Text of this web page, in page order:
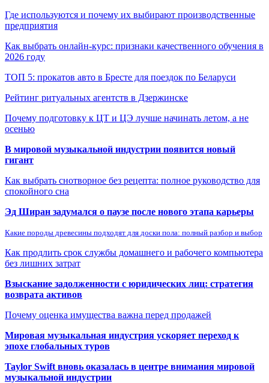
Где используются и почему их выбирают производственные
предприятия
Как выбрать онлайн-курс: признаки качественного обучения в
2026 году
ТОП 5: прокатов авто в Бресте для поездок по Беларуси
Рейтинг ритуальных агентств в Дзержинске
Почему подготовку к ЦТ и ЦЭ лучше начинать летом, а не
осенью
В мировой музыкальной индустрии появится новый
гигант
Как выбрать снотворное без рецепта: полное руководство для
спокойного сна
Эд Ширан задумался о паузе после нового этапа карьеры
Какие породы древесины подходят для доски пола: полный разбор и выбор
Как продлить срок службы домашнего и рабочего компьютера
без лишних затрат
Взыскание задолженности с юридических лиц: стратегия
возврата активов
Почему оценка имущества важна перед продажей
Мировая музыкальная индустрия ускоряет переход к
эпохе глобальных туров
Taylor Swift вновь оказалась в центре внимания мировой
музыкальной индустрии